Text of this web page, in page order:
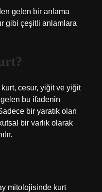
gelen bir anlama
gibi çeşitli anlamlara
cesur, yiğit ve yiğit
bu ifadenin
bir yaratık olan
bir varlık olarak
mitolojisinde kurt